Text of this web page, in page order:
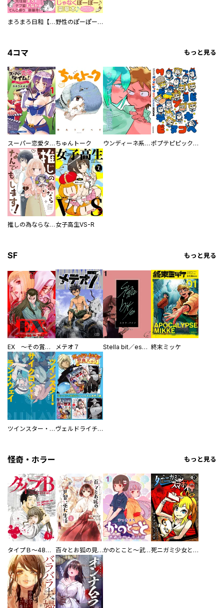
まろまろ日和【豪華版】 野性のぽーぽー【豪華版】
4コマ もっと見る
スーパー恋愛タイム！～現場でドＳな彼女は自宅でデレる～ ちゅんトーク ウンディーネ系彼氏 ポプテピピック SEASON EIGHT
推しの為ならなんでもします！ 女子高生VS-R
SF もっと見る
EX ～その賞金稼ぎは、世界の出口を探す～【単行本版】 メテオ７ Stella bit／es【単話版】 終末ミッケ
ツインスター・サイクロン・ランナウェイ ヴェルドライチオシ聖典パック 『転スラ』ミニ画集付き シリウス人気作３選
怪奇・ホラー もっと見る
タイプＢ～48時間後、致死率100％～【単話】 百々とお狐の見習い巫女生活【単行本版】 かのとこと～武蔵花町怪話譚～ 【連載版】 死ニガミ少女とスマホ神